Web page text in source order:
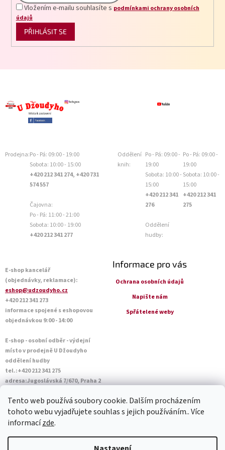
Tento web používá soubory cookie. Dalším procházením
tohoto webu vyjadřujete souhlas s jejich používáním.. Více
informacízde.
Vložením e-mailu souhlasíte s podmínkami ochrany osobních
údajů
PŘIHLÁSIT SE
Prodejna:Po - Pá: 09:00 - 19:00
Sobota: 10:00 - 15:00
+420 212 341 274, +420 731
574 557
Čajovna:
Po - Pá: 11:00 - 21:00
Sobota: 10:00 - 19:00
+420 212 341 277
Oddělení
knih:
Po - Pá: 09:00 -
19:00
Sobota: 10:00 -
15:00
+420 212 341
276
Oddělení
hudby:
Po - Pá: 09:00 -
19:00
Sobota: 10:00 -
15:00
+420 212 341
275
E-shop kancelář
(objednávky, reklamace):
eshop@udzoudyho.cz
+420 212 341 273
informace spojené s eshopovou
objednávkou 9:00 - 14:00
E-shop - osobní odběr - výdejní
místo v prodejně U Džoudyho
oddělení hudby
tel.:+420 212 341 275
adresa:Jugoslávská 7/670, Praha 2
Sobota: 10:00 - 14:45
Informace pro vás
Ochrana osobních údajů
Napište nám
Spřátelené weby